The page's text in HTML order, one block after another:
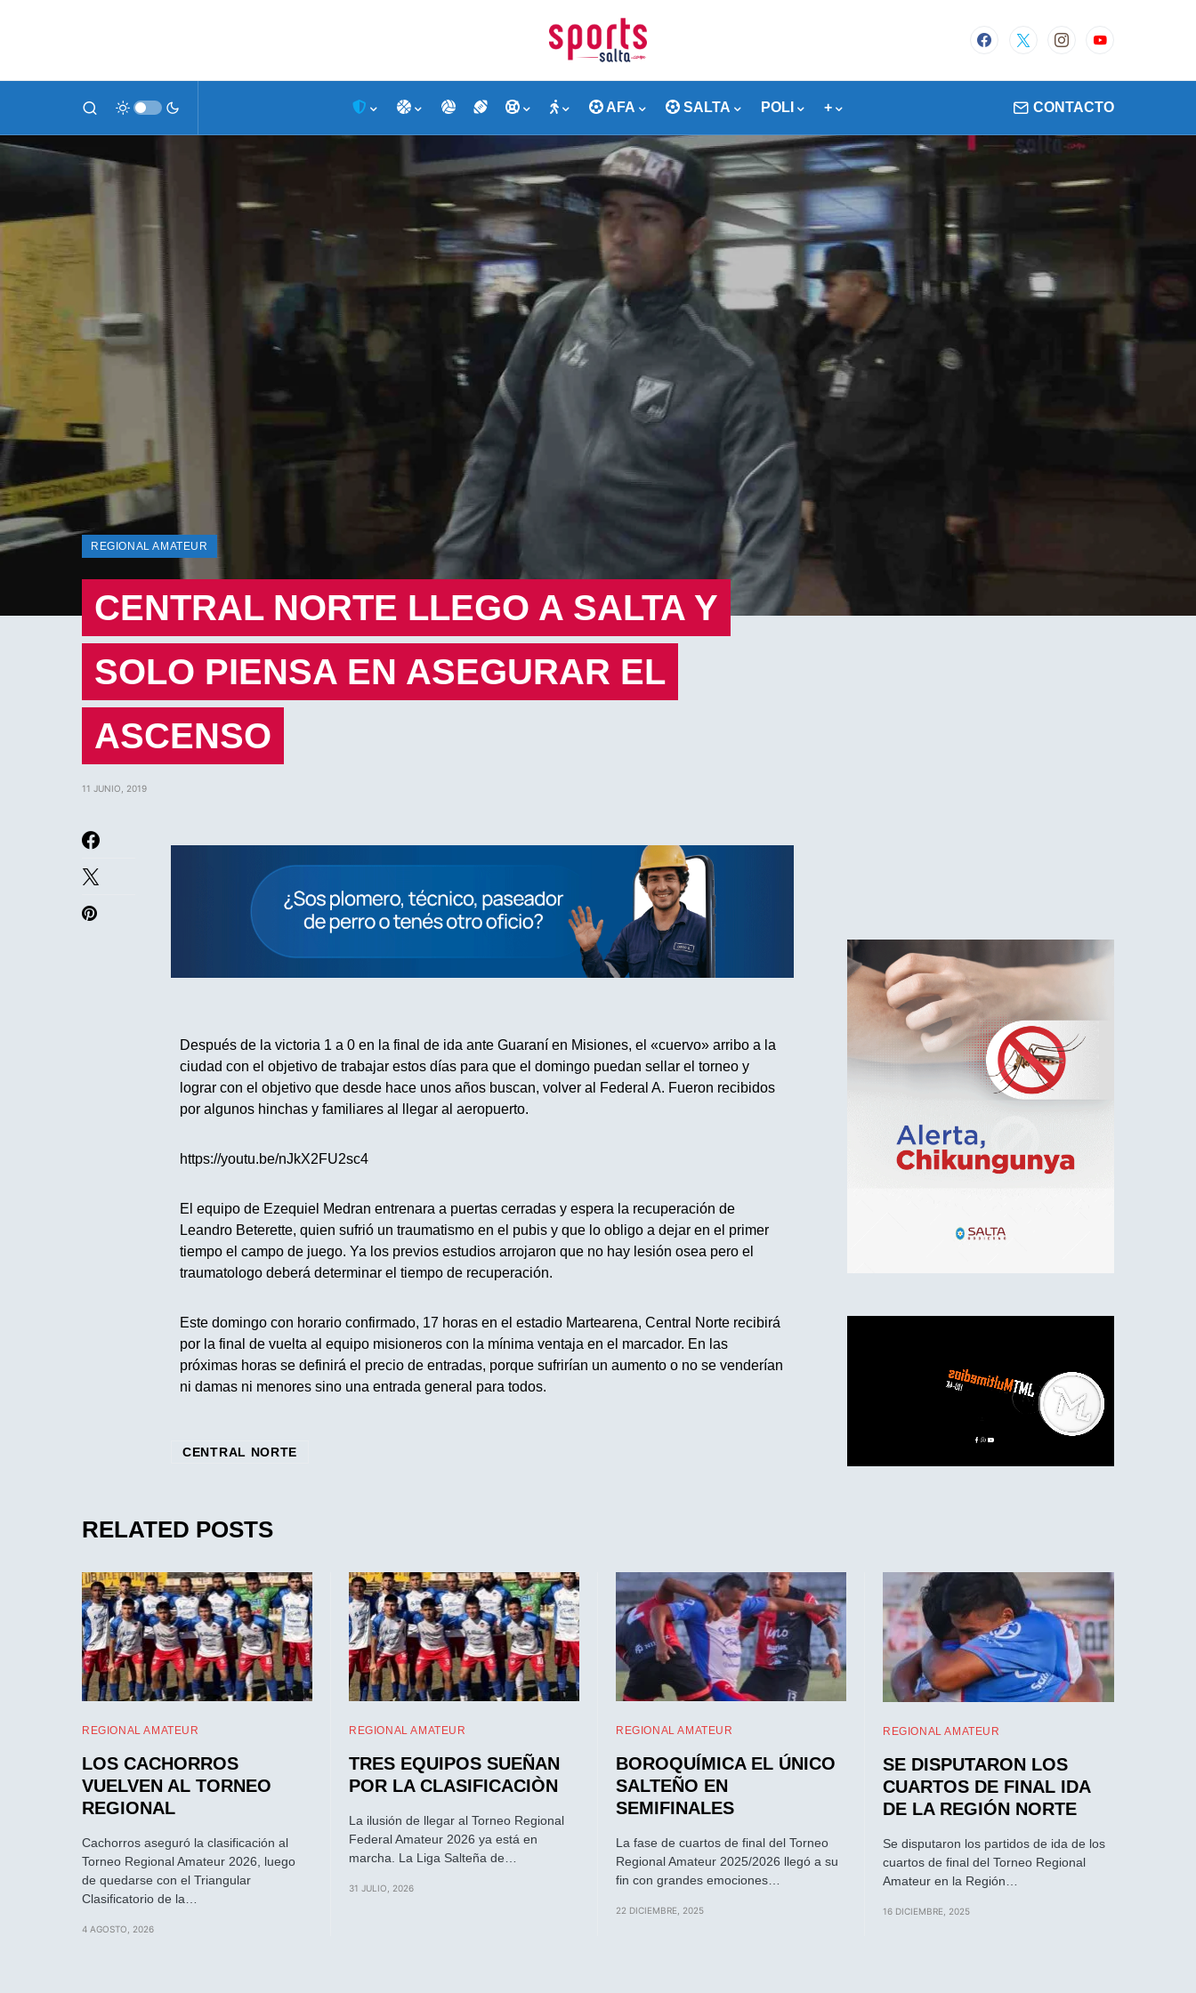
AFA SALTA POLI + CONTACTO
REGIONAL AMATEUR
CENTRAL NORTE LLEGO A SALTA Y
SOLO PIENSA EN ASEGURAR EL
ASCENSO
11 JUNIO, 2019
Después de la victoria 1 a 0 en la final de ida ante Guaraní en Misiones, el «cuervo» arribo a la
ciudad con el objetivo de trabajar estos días para que el domingo puedan sellar el torneo y
lograr con el objetivo que desde hace unos años buscan, volver al Federal A. Fueron recibidos
por algunos hinchas y familiares al llegar al aeropuerto.
https://youtu.be/nJkX2FU2sc4
El equipo de Ezequiel Medran entrenara a puertas cerradas y espera la recuperación de
Leandro Beterette, quien sufrió un traumatismo en el pubis y que lo obligo a dejar en el primer
tiempo el campo de juego. Ya los previos estudios arrojaron que no hay lesión osea pero el
traumatologo deberá determinar el tiempo de recuperación.
Este domingo con horario confirmado, 17 horas en el estadio Martearena, Central Norte recibirá
por la final de vuelta al equipo misioneros con la mínima ventaja en el marcador. En las
próximas horas se definirá el precio de entradas, porque sufrirían un aumento o no se venderían
ni damas ni menores sino una entrada general para todos.
CENTRAL NORTE
RELATED POSTS
REGIONAL AMATEUR
LOS CACHORROS
VUELVEN AL TORNEO
REGIONAL
Cachorros aseguró la clasificación al
Torneo Regional Amateur 2026, luego
de quedarse con el Triangular
Clasificatorio de la…
4 AGOSTO, 2026
REGIONAL AMATEUR
TRES EQUIPOS SUEÑAN
POR LA CLASIFICACIÒN
La ilusión de llegar al Torneo Regional
Federal Amateur 2026 ya está en
marcha. La Liga Salteña de…
31 JULIO, 2026
REGIONAL AMATEUR
BOROQUÍMICA EL ÚNICO
SALTEÑO EN
SEMIFINALES
La fase de cuartos de final del Torneo
Regional Amateur 2025/2026 llegó a su
fin con grandes emociones…
22 DICIEMBRE, 2025
REGIONAL AMATEUR
SE DISPUTARON LOS
CUARTOS DE FINAL IDA
DE LA REGIÓN NORTE
Se disputaron los partidos de ida de los
cuartos de final del Torneo Regional
Amateur en la Región…
16 DICIEMBRE, 2025